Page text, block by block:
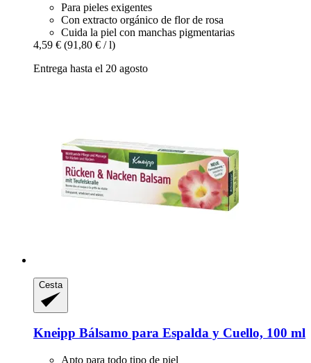
Para pieles exigentes
Con extracto orgánico de flor de rosa
Cuida la piel con manchas pigmentarias
4,59 € (91,80 € / l)
Entrega hasta el 20 agosto
Cesta
Kneipp Bálsamo para Espalda y Cuello, 100 ml
Apto para todo tipo de piel